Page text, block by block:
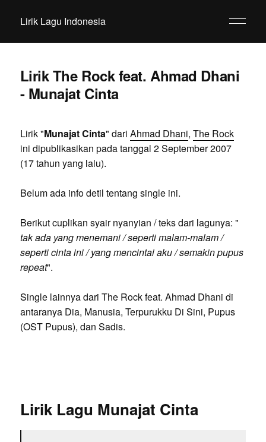
Lirik Lagu Indonesia
Lirik The Rock feat. Ahmad Dhani
- Munajat Cinta
Lirik "Munajat Cinta" dari Ahmad Dhani, The Rock
ini dipublikasikan pada tanggal 2 September 2007
(17 tahun yang lalu).
Belum ada info detil tentang single ini.
Berikut cuplikan syair nyanyian / teks dari lagunya: "
tak ada yang menemani / seperti malam-malam /
seperti cinta ini / yang mencintai aku / semakin pupus
repeat".
Single lainnya dari The Rock feat. Ahmad Dhani di
antaranya Dia, Manusia, Terpurukku Di Sini, Pupus
(OST Pupus), dan Sadis.
Lirik Lagu Munajat Cinta